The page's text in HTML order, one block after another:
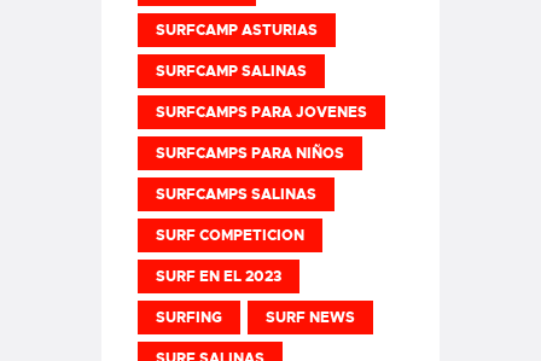
SURFCAMP ASTURIAS
SURFCAMP SALINAS
SURFCAMPS PARA JOVENES
SURFCAMPS PARA NIÑOS
SURFCAMPS SALINAS
SURF COMPETICION
SURF EN EL 2023
SURFING SURF NEWS